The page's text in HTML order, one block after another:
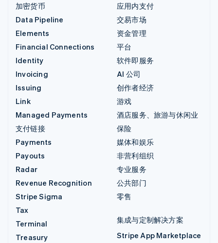
加密货币
Data Pipeline
Elements
Financial Connections
Identity
Invoicing
Issuing
Link
Managed Payments
支付链接
Payments
Payouts
Radar
Revenue Recognition
Stripe Sigma
Tax
Terminal
Treasury
应用内支付
交易市场
资金管理
平台
软件即服务
AI 公司
创作者经济
游戏
酒店服务、旅游与休闲业
保险
媒体和娱乐
非营利组织
专业服务
公共部门
零售
集成与定制解决方案
Stripe App Marketplace